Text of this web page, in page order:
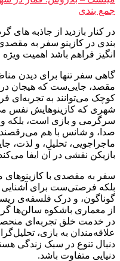
جمع بندی
در کنار بازدید از جاذبه
بندی در کازینو سفر به
انگیز فراهم باشد اهمیت ویژه
گاهی سفر تنها برای دیدن
مقصد، جایی‌ست که هیجان
کوچک می‌توانند به تجربه‌ای
شهری که کازینوهایش نفس
سرگرمی و بازی است، بلکه
صدا، و شانس با هم
ماجراجویی، تحلیل، و لذت،
بازیکن نقشی در آن ایفا
سفر به مقصدی با
بلکه فرصتی‌ست برای آشنایی
گوناگون، و درک فلسفه‌ی
از معماری باشکوه سالن‌ها
در خدمت خلق تجربه‌ای
علاقه‌مندان به بازی،
دنبال تنوع در سبک زندگی
دنیایی متفاوت باشد.